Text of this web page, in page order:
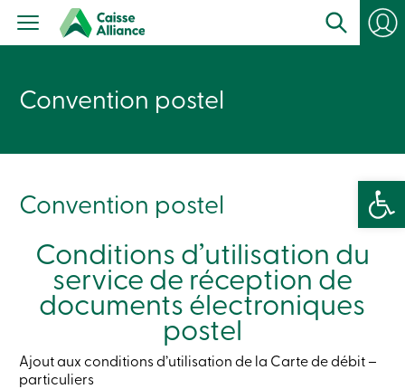
Ouvrir
Particuliers
Produits
services
Recherche
Se
connecter
en
ligne
Connexion
Connexion
Carte
Convention postel
Convention postel
Conditions d’utilisation du
service de réception de
documents électroniques
postel
Ajout aux conditions d’utilisation de la Carte de débit –
particuliers